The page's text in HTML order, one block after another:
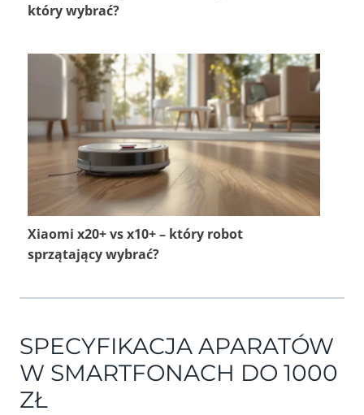
który wybrać?
Xiaomi x20+ vs x10+ – który robot
sprzątający wybrać?
SPECYFIKACJA APARATÓW
W SMARTFONACH DO 1000
ZŁ